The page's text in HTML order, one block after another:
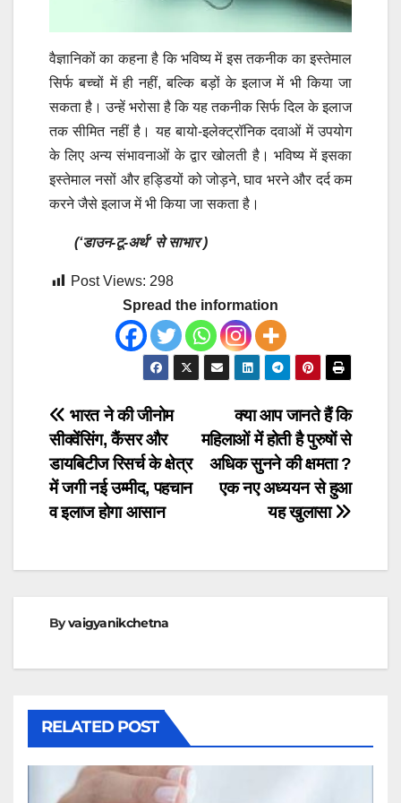
वैज्ञानिकों का कहना है कि भविष्य में इस तकनीक का इस्तेमाल
सिर्फ बच्चों में ही नहीं, बल्कि बड़ों के इलाज में भी किया जा
सकता है। उन्हें भरोसा है कि यह तकनीक सिर्फ दिल के इलाज
तक सीमित नहीं है। यह बायो-इलेक्ट्रॉनिक दवाओं में उपयोग
के लिए अन्य संभावनाओं के द्वार खोलती है। भविष्य में इसका
इस्तेमाल नसों और हड्डियों को जोड़ने, घाव भरने और दर्द कम
करने जैसे इलाज में भी किया जा सकता है।
(‘डाउन-टू-अर्थ’ से साभार )
Post Views: 298
Spread the information
Post
navigation
क्या आप जानते हैं कि
महिलाओं में होती है पुरुषों से
अधिक सुनने की क्षमता ?
एक नए अध्ययन से हुआ
यह खुलासा
भारत ने की जीनोम
सीक्वेंसिंग, कैंसर और
डायबिटीज रिसर्च के क्षेत्र
में जगी नई उम्मीद, पहचान
व इलाज होगा आसान
Byvaigyanikchetna
RELATED POST